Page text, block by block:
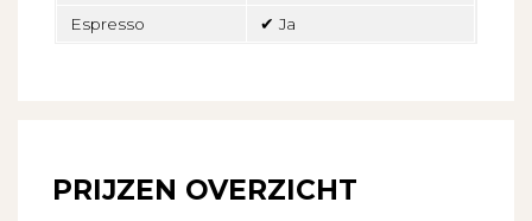
Espresso
✔ Ja
PRIJZEN OVERZICHT